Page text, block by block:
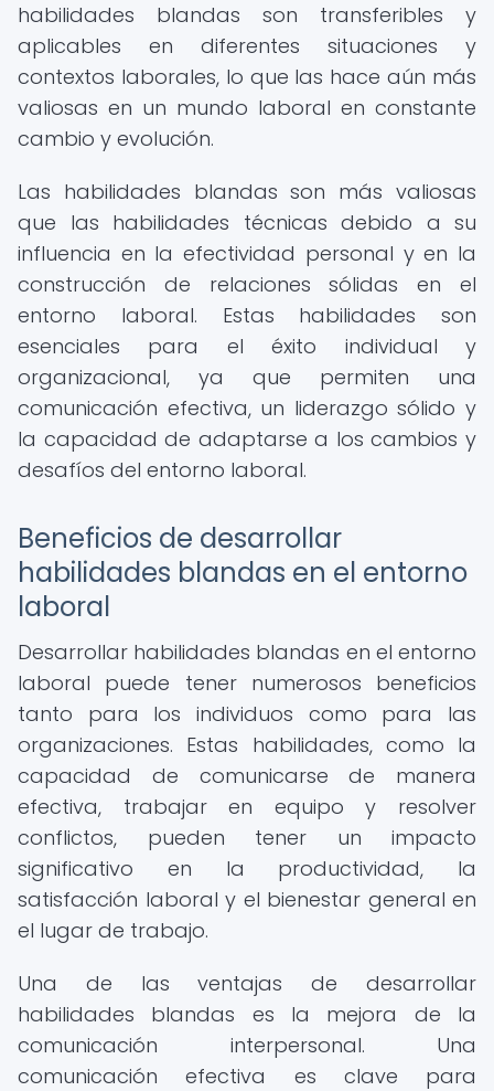
habilidades blandas son transferibles y
aplicables en diferentes situaciones y
contextos laborales, lo que las hace aún más
valiosas en un mundo laboral en constante
cambio y evolución.
Las habilidades blandas son más valiosas
que las habilidades técnicas debido a su
influencia en la efectividad personal y en la
construcción de relaciones sólidas en el
entorno laboral. Estas habilidades son
esenciales para el éxito individual y
organizacional, ya que permiten una
comunicación efectiva, un liderazgo sólido y
la capacidad de adaptarse a los cambios y
desafíos del entorno laboral.
Beneficios de desarrollar
habilidades blandas en el entorno
laboral
Desarrollar habilidades blandas en el entorno
laboral puede tener numerosos beneficios
tanto para los individuos como para las
organizaciones. Estas habilidades, como la
capacidad de comunicarse de manera
efectiva, trabajar en equipo y resolver
conflictos, pueden tener un impacto
significativo en la productividad, la
satisfacción laboral y el bienestar general en
el lugar de trabajo.
Una de las ventajas de desarrollar
habilidades blandas es la mejora de la
comunicación interpersonal. Una
comunicación efectiva es clave para